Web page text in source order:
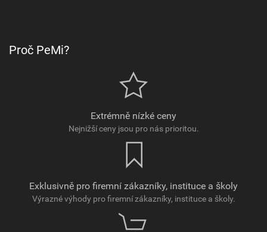
Proč PeMi?
Extrémně nízké ceny
Nejnižší ceny jsou pro nás prioritou.
Exklusivně pro firemní zákazníky, instituce a školy
Výrazné výhody pro firemní zákazníky, instituce a školy.